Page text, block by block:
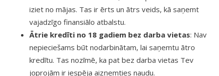
iziet no mājas. Tas ir ērts un ātrs veids, kā saņemt
vajadzīgo finansiālo atbalstu.
Ātrie kredīti no 18 gadiem bez darba vietas: Nav
nepieciešams būt nodarbinātam, lai saņemtu ātro
kredītu. Tas nozīmē, ka pat bez darba vietas Tev
joprojām ir iespēja aizņemties naudu.